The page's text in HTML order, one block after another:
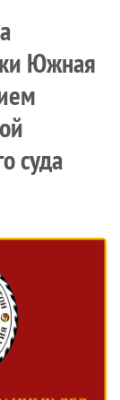
Южная
суда